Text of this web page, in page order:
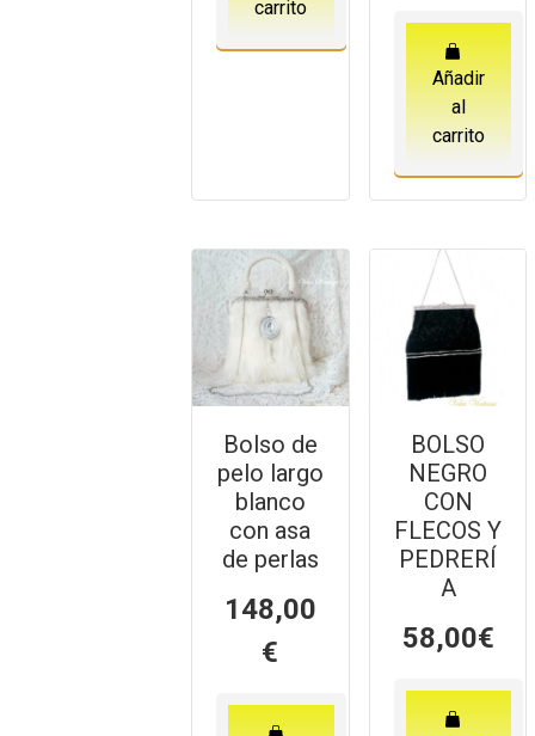
carrito
Añadir
al
carrito
Bolso de
pelo largo
blanco
con asa
de perlas
148,00
€
BOLSO
NEGRO
CON
FLECOS Y
PEDRERÍ
A
58,00€